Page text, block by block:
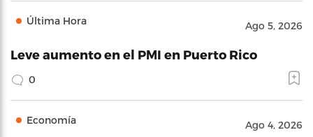
Última Hora Ago 5, 2026
Leve aumento en el PMI en Puerto Rico
0
Economía Ago 4, 2026